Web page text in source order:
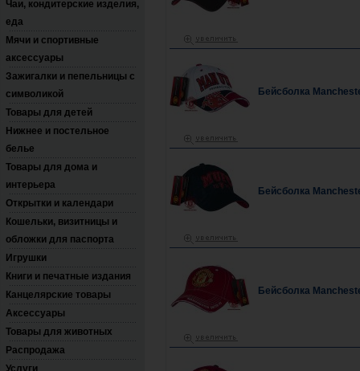
Чаи, кондитерские изделия,
еда
Мячи и спортивные
аксессуары
Зажигалки и пепельницы с
символикой
Товары для детей
Нижнее и постельное
белье
Товары для дома и
интерьера
Открытки и календари
Кошельки, визитницы и
обложки для паспорта
Игрушки
Книги и печатные издания
Канцелярские товары
Аксессуары
Товары для животных
Распродажа
Услуги
Бейсболка
Бейсболка
Бейсболка